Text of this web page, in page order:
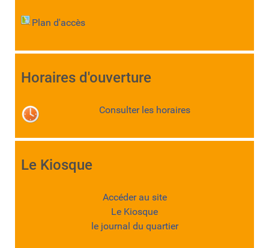
Plan d'accès
Horaires d'ouverture
Consulter les horaires
Le Kiosque
Accéder au site
Le Kiosque
le journal du quartier